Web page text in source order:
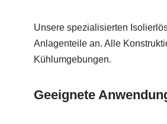
Unsere spezialisierten
Anlagenteile an. Alle
Kühlumgebungen.
Geeignete